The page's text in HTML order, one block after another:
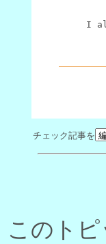
I
チェック記事を
このト